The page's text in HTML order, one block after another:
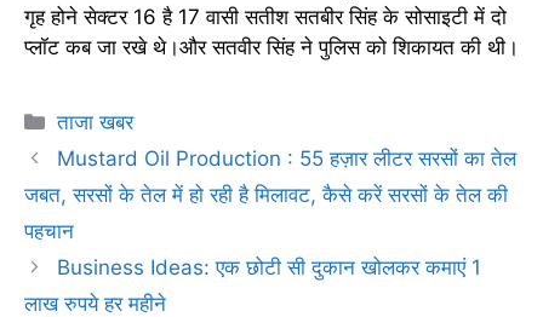
गृह होने सेक्टर 16 है 17 वासी सतीश सतबीर सिंह के सोसाइटी में दो
प्लॉट कब जा रखे थे।और सतवीर सिंह ने पुलिस को शिकायत की थी।
Categories
ताजा खबर
Mustard Oil Production : 55 हज़ार लीटर सरसों का तेल
जबत, सरसों के तेल में हो रही है मिलावट, कैसे करें सरसों के तेल की
पहचान
Business Ideas: एक छोटी सी दुकान खोलकर कमाएं 1
लाख रुपये हर महीने